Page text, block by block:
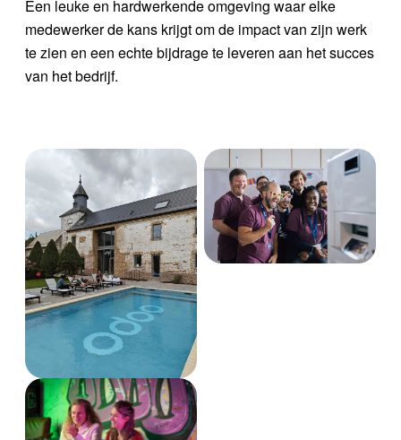
Een leuke en hardwerkende omgeving waar elke
medewerker de kans krijgt om de impact van zijn werk
te zien en een echte bijdrage te leveren aan het succes
van het bedrijf.